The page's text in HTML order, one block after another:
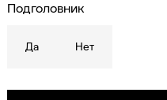
Подголовник
Да Нет